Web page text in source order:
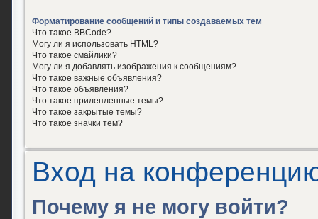
Форматирование сообщений и типы создаваемых тем
Что такое BBCode?
Могу ли я использовать HTML?
Что такое смайлики?
Могу ли я добавлять изображения к сообщениям?
Что такое важные объявления?
Что такое объявления?
Что такое прилепленные темы?
Что такое закрытые темы?
Что такое значки тем?
Вход на
Почему я не могу войти?